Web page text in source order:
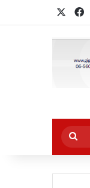
فيسبوك
بحث
عن